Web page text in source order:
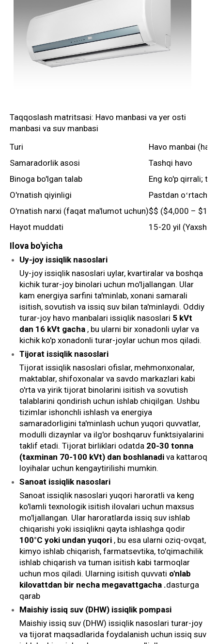
Taqqoslash matritsasi: Havo manbasi va yer osti
manbasi va suv manbasi
Turi
Havo manbai
Samaradorlik asosi
Tashqi havo
Binoga bo'lgan talab
Eng ko'p qirrali;
O'rnatish qiyinligi
Pastdan
O'rnatish narxi (faqat ma'lumot uchun)$$ ($4,000 –
Hayot muddati
15-20 yil (Yaxshi
Ilova bo'yicha
Uy-joy issiqlik nasoslari
Uy-joy issiqlik nasoslari uylar, kvartiralar va boshqa
kichik turar-joy binolari uchun mo'ljallangan. Ular
kam energiya sarfini ta'minlab, xonani samarali
isitish, sovutish va issiq suv bilan ta'minlaydi. Oddiy
turar-joy havo manbalari issiqlik nasoslari 5 kVt
dan 16 kVt gacha , bu ularni bir xonadonli uylar va
kichik ko'p xonadonli turar-joylar uchun mos qiladi.
Tijorat issiqlik nasoslari
Tijorat issiqlik nasoslari ofislar, mehmonxonalar,
maktablar, shifoxonalar va savdo markazlari kabi
o'rta va yirik tijorat binolarini isitish va sovutish
talablarini qondirish uchun ishlab chiqilgan. Ushbu
tizimlar ishonchli ishlash va energiya
samaradorligini ta'minlash uchun yuqori quvvatlar,
modulli dizaynlar va ilg'or boshqaruv funktsiyalarini
taklif etadi. Tijorat birliklari odatda 20-30 tonna
(taxminan 70-100 kVt) dan boshlanadi va kattaroq
loyihalar uchun kengaytirilishi mumkin.
Sanoat issiqlik nasoslari
Sanoat issiqlik nasoslari yuqori haroratli va keng
ko'lamli texnologik isitish ilovalari uchun maxsus
mo'ljallangan. Ular haroratlarda issiq suv ishlab
chiqarishi yoki issiqlikni qayta ishlashga qodir
100°C yoki undan yuqori , bu esa ularni oziq-ovqat,
kimyo ishlab chiqarish, farmatsevtika, to'qimachilik
ishlab chiqarish va tuman isitish kabi tarmoqlar
uchun mos qiladi. Ularning isitish quvvati o'nlab
kilovattdan bir necha megavattgacha .dasturga
qarab
Maishiy issiq suv (DHW) issiqlik pompasi
Maishiy issiq suv (DHW) issiqlik nasoslari turar-joy
va tijorat maqsadlarida foydalanish uchun issiq suv